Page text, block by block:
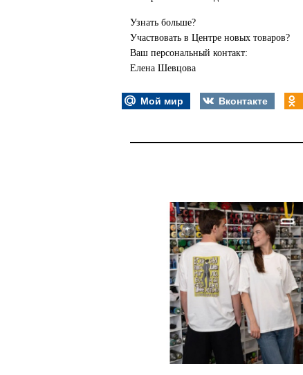
Узнать больше?
Участвовать в Центре новых товаров?
Ваш персональный контакт:
Елена Шевцова
Мой мир Вконтакте